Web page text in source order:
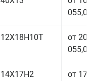
055,00
12Х18Н10Т
от 208
055,00
14Х17Н2
от 177